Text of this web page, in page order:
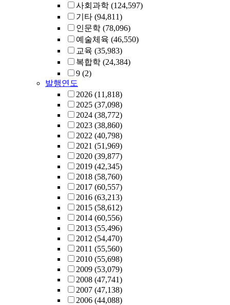
사회과학 (124,597)
기타 (94,811)
인문학 (78,096)
예술체육 (46,550)
교육 (35,983)
복합학 (24,384)
9 (2)
발행연도
2026 (11,818)
2025 (37,098)
2024 (38,772)
2023 (38,860)
2022 (40,798)
2021 (51,969)
2020 (39,877)
2019 (42,345)
2018 (58,760)
2017 (60,557)
2016 (63,213)
2015 (58,612)
2014 (60,556)
2013 (55,496)
2012 (54,470)
2011 (55,560)
2010 (55,698)
2009 (53,079)
2008 (47,741)
2007 (47,138)
2006 (44,088)